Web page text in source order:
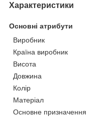
Характеристики
Основні атрибути
Виробник
Країна виробник
Висота
Довжина
Колір
Матеріал
Основне призначення